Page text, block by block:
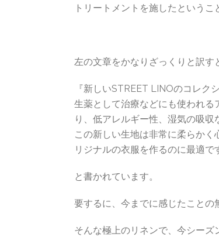
トリートメントを施したというこ
左の文章をかなりざっくりと訳す
『新しいSTREET LINOのコレク
生薬として治療などにも使われ
り、低アレルギー性、湿気の吸収
この新しい生地は非常に柔らか
リジナルの衣服を作るのに最適で
と書かれています。
要するに、今までに感じたことの
そんな極上のリネンで、今シーズ